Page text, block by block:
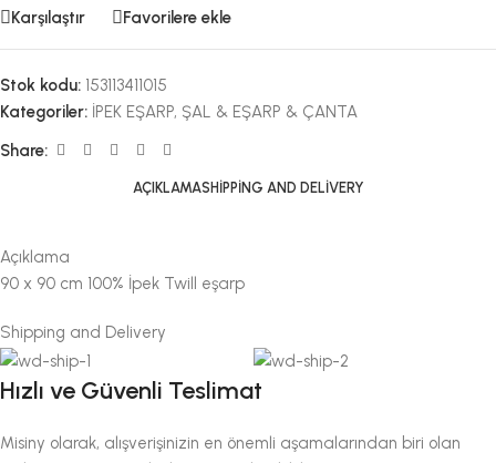
Karşılaştır Favorilere ekle
Stok kodu: 153113411015
Kategoriler: İPEK EŞARP, ŞAL & EŞARP & ÇANTA
Share:
AÇIKLAMASHIPPING AND DELIVERY
Açıklama
90 x 90 cm 100% İpek Twill eşarp
Shipping and Delivery
Hızlı ve Güvenli Teslimat
Misiny olarak, alışverişinizin en önemli aşamalarından biri olan